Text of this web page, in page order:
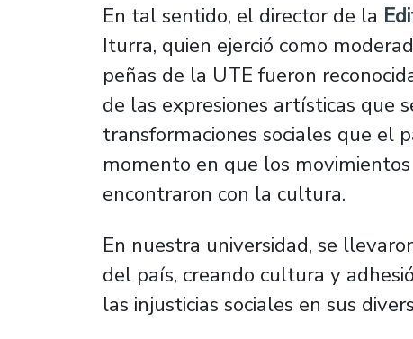
En tal sentido, el director de la
Iturra, quien ejerció como
peñas de la UTE fueron
de las expresiones artísticas que
transformaciones sociales que el
momento en que los
encontraron con la cultura.
En nuestra universidad, se
del país, creando cultura y
las injusticias sociales en sus